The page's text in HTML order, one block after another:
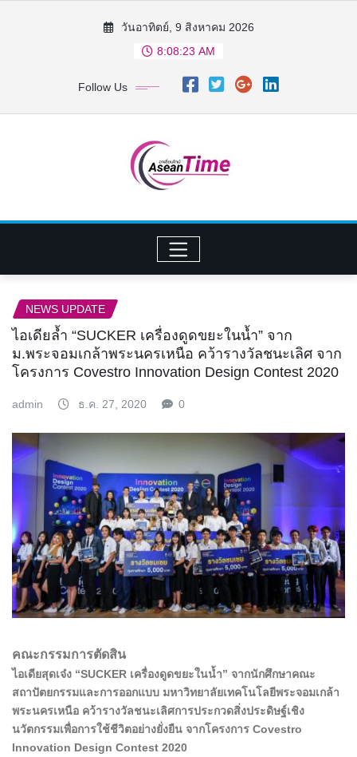
วันอาทิตย์, 9 สิงหาคม 2026
8:08:24 AM
Follow Us
NEWS UPDATE
ไอเดียล้ำ “SUCKER เครื่องดูดขยะในน้ำ” จาก
ม.พระจอมเกล้าพระนครเหนือ คว้ารางวัลชนะเลิศ จาก
โครงการ Covestro Innovation Design Contest 2020
admin ธ.ค. 27, 2020 0
คณะกรรมการตัดสิน
ไอเดียสุดเจ๋ง “SUCKER เครื่องดูดขยะในน้ำ” จากนักศึกษาคณะ
สถาปัตยกรรมและการออกแบบ มหาวิทยาลัยเทคโนโลยีพระจอมเกล้า
พระนครเหนือ คว้ารางวัลชนะเลิศการประกวดสิ่งประดิษฐ์เชิง
นวัตกรรมเพื่อการใช้ชีวิตอย่างยั่งยืน จากโครงการ Covestro
Innovation Design Contest 2020